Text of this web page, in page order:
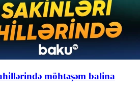
möhtəşəm balina